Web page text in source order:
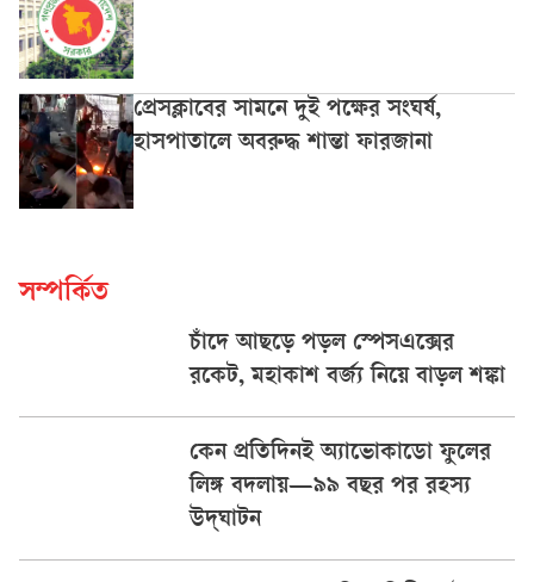
প্রেসক্লাবের সামনে দুই পক্ষের সংঘর্ষ,
হাসপাতালে অবরুদ্ধ শান্তা ফারজানা
সম্পর্কিত
চাঁদে আছড়ে পড়ল স্পেসএক্সের
রকেট, মহাকাশ বর্জ্য নিয়ে বাড়ল শঙ্কা
কেন প্রতিদিনই অ্যাভোকাডো ফুলের
লিঙ্গ বদলায়—৯৯ বছর পর রহস্য
উদ্‌ঘাটন